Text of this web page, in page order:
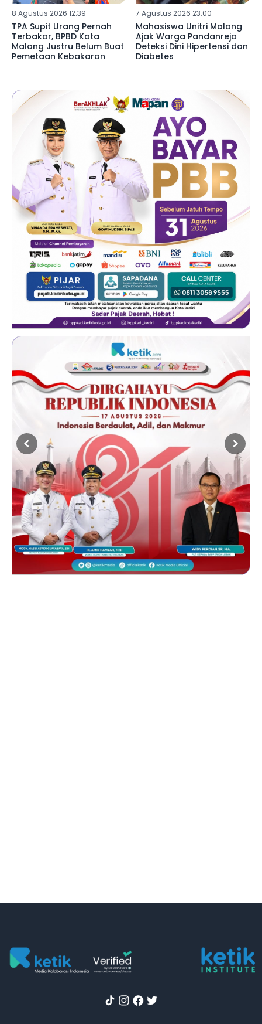
8 Agustus 2026 12:39
TPA Supit Urang Pernah
Terbakar, BPBD Kota
Malang Justru Belum Buat
Pemetaan Kebakaran
7 Agustus 2026 23:00
Mahasiswa Unitri Malang
Ajak Warga Pandanrejo
Deteksi Dini Hipertensi dan
Diabetes